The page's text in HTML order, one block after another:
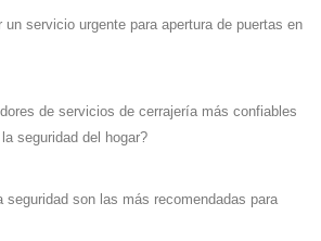
un servicio urgente para apertura de puertas en
de servicios de cerrajería más confiables
seguridad del hogar?
seguridad son las más recomendadas para